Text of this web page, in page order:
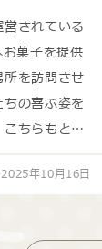
されている
菓子を提供
を訪問させ
の喜ぶ姿を
ちらもとて
2025年10月16日